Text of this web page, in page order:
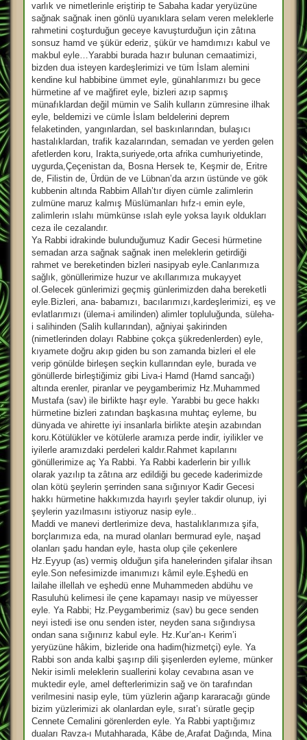
varlık ve nimetlerinle eriştirip te Sabaha kadar yeryüzüne
sağnak sağnak inen gönlü uyanıklara selam veren meleklerle
rahmetini coşturduğun geceye kavuşturduğun için zâtına
sonsuz hamd ve şükür ederiz, şükür ve hamdımızı kabul ve
makbul eyle…Yarabbi burada hazır bulunan cemaatimizi,
bizden dua isteyen kardeşlerimizi ve tüm İslam alemini
kendine kul habbibine ümmet eyle, günahlarımızı bu gece
hürmetine af ve mağfiret eyle, bizleri azıp sapmış
münafıklardan değil mümin ve Salih kulların zümresine ilhak
eyle, beldemizi ve cümle İslam beldelerini deprem
felaketinden, yangınlardan, sel baskınlarından, bulaşıcı
hastalıklardan, trafik kazalarından, semadan ve yerden gelen
afetlerden koru, Irakta,suriyede,orta afrika cumhuriyetinde,
uygurda,Çeçenistan da, Bosna Hersek te, Keşmir de, Eritre
de, Filistin de, Ürdün de ve Lübnan’da arzın üstünde ve gök
kubbenin altında Rabbim Allah’tır diyen cümle zalimlerin
zulmüne maruz kalmış Müslümanları hıfz-ı emin eyle,
zalimlerin ıslahı mümkünse ıslah eyle yoksa layık oldukları
ceza ile cezalandır.
Ya Rabbi idrakinde bulunduğumuz Kadir Gecesi hürmetine
semadan arza sağnak sağnak inen meleklerin getirdiği
rahmet ve bereketinden bizleri nasipyab eyle.Canlarımıza
sağlık, gönüllerimize huzur ve akıllarımıza mukayyet
ol.Gelecek günlerimizi geçmiş günlerimizden daha bereketli
eyle.Bizleri, ana- babamızı, bacılarımızı,kardeşlerimizi, eş ve
evlatlarımızı (ülema-i amilinden) alimler topluluğunda, süleha-
i salihinden (Salih kullarından), ağniyai şakirinden
(nimetlerinden dolayı Rabbine çokça şükredenlerden) eyle,
kıyamete doğru akıp giden bu son zamanda bizleri el ele
verip gönülde birleşen seçkin kullarından eyle, burada ve
gönüllerde birleştiğimiz gibi Liva-i Hamd (Hamd sancağı)
altında erenler, piranlar ve peygamberimiz Hz.Muhammed
Mustafa (sav) ile birlikte haşr eyle. Yarabbi bu gece hakkı
hürmetine bizleri zatından başkasına muhtaç eyleme, bu
dünyada ve ahirette iyi insanlarla birlikte ateşin azabından
koru.Kötülükler ve kötülerle aramıza perde indir, iyilikler ve
iyilerle aramızdaki perdeleri kaldır.Rahmet kapılarını
gönüllerimize aç Ya Rabbi. Ya Rabbi kaderlerin bir yıllık
olarak yazılıp ta zâtına arz edildiği bu gecede kaderimizde
olan kötü şeylerin şerrinden sana sığınıyor Kadir Gecesi
hakkı hürmetine hakkımızda hayırlı şeyler takdir olunup, iyi
şeylerin yazılmasını istiyoruz nasip eyle..
Maddi ve manevi dertlerimize deva, hastalıklarımıza şifa,
borçlarımıza eda, na murad olanları bermurad eyle, naşad
olanları şadu handan eyle, hasta olup çile çekenlere
Hz.Eyyup (as) vermiş olduğun şifa hanelerinden şifalar ihsan
eyle.Son nefesimizde imanımızı kâmil eyle.Eşhedü en
lailahe illellah ve eşhedü enne Muhammeden abdühu ve
Rasuluhü kelimesi ile çene kapamayı nasip ve müyesser
eyle. Ya Rabbi; Hz.Peygamberimiz (sav) bu gece senden
neyi istedi ise onu senden ister, neyden sana sığındıysa
ondan sana sığınırız kabul eyle. Hz.Kur’an-ı Kerim’i
yeryüzüne hâkim, bizleride ona hadim(hizmetçi) eyle. Ya
Rabbi son anda kalbi şaşırıp dili şişenlerden eyleme, münker
Nekir isimli meleklerin suallerini kolay cevabına asan ve
muktedir eyle, amel defterlerimizin sağ ve ön tarafından
verilmesini nasip eyle, tüm yüzlerin ağarıp kararacağı günde
bizim yüzlerimizi ak olanlardan eyle, sırat’ı süratle geçip
Cennete Cemalini görenlerden eyle. Ya Rabbi yaptığımız
duaları Ravza-ı Mutahharada, Kâbe de,Arafat Dağında, Mina